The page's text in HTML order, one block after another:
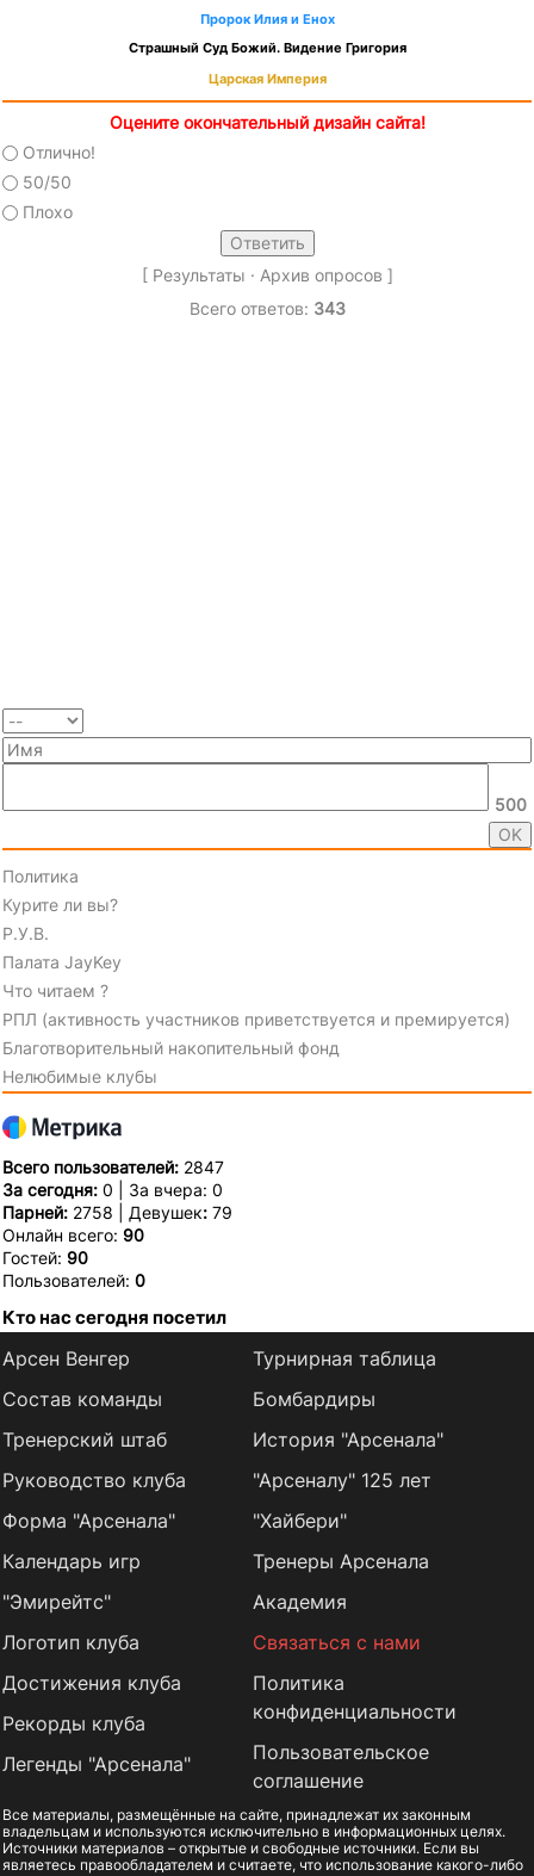
Пророк Илия и Енох
Страшный Суд Божий. Видение Григория
Царская Империя
Оцените окончательный дизайн сайта!
Отлично!
50/50
Плохо
[ Результаты · Архив опросов ]
Всего ответов: 343
500
Политика
Курите ли вы?
Р.У.В.
Палата JayKey
Что читаем ?
РПЛ (активность участников приветствуется и премируется)
Благотворительный накопительный фонд
Нелюбимые клубы
Всего пользователей: 2847
За сегодня: 0 | За вчера: 0
Парней: 2758 | Девушек: 79
Онлайн всего: 90
Гостей: 90
Пользователей: 0
Кто нас сегодня посетил
Арсен Венгер
Состав команды
Тренерский штаб
Руководство клуба
Форма "Арсенала"
Календарь игр
Турнирная таблица
Бомбардиры
История "Арсенала"
"Арсеналу" 125 лет
"Хайбери"
Тренеры Арсенала
"Эмирейтс"
Логотип клуба
Достижения клуба
Рекорды клуба
Легенды "Арсенала"
Академия
Связаться с нами
Политика
конфиденциальности
Пользовательское
соглашение
Все материалы, размещённые на сайте, принадлежат их законным
владельцам и используются исключительно в информационных целях.
Источники материалов – открытые и свободные источники. Если вы
являетесь правообладателем и считаете, что использование какого-либо